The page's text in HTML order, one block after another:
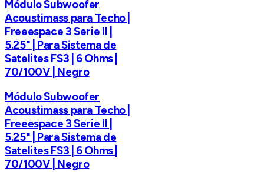
Módulo Subwoofer
Acoustimass para Techo |
Freeespace 3 Serie II |
5.25" | Para Sistema de
Satelites FS3 | 6 Ohms |
70/100V | Negro
Módulo Subwoofer
Acoustimass para Techo |
Freeespace 3 Serie II |
5.25" | Para Sistema de
Satelites FS3 | 6 Ohms |
70/100V | Negro